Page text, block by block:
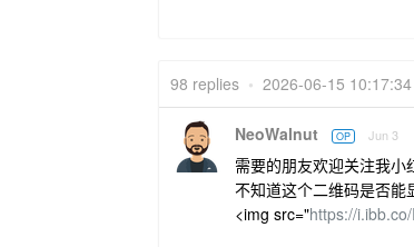
98 replies • 2026-06-15
NeoWalnut OP Jun 3
需要的朋友欢迎关注我小
不知道这个二维码是否能
<img src="https://